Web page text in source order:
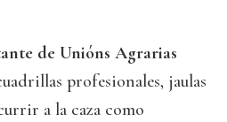
de Unións Agrarias
profesionales, jaulas
a la caza como